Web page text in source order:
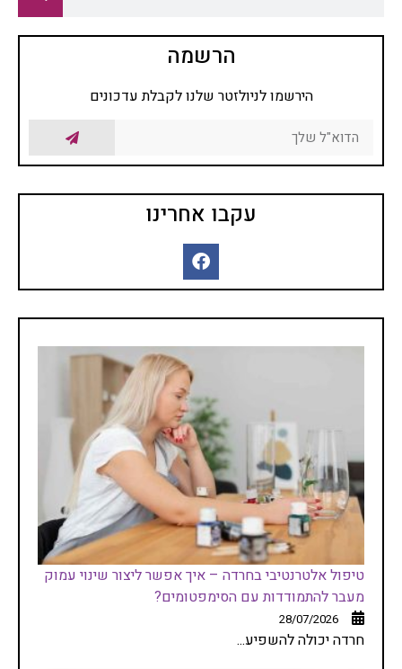
הרשמה
הירשמו לניולזטר שלנו לקבלת עדכונים
עקבו אחרינו
טיפול אלטרנטיבי בחרדה – איך אפשר ליצור שינוי עמוק
מעבר להתמודדות עם הסימפטומים?
28/07/2026
חרדה יכולה להשפיע...